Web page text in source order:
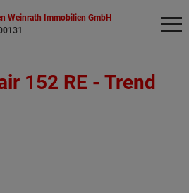
Weinrath Immobilien GmbH
152 RE - Trend
Sie suchen?